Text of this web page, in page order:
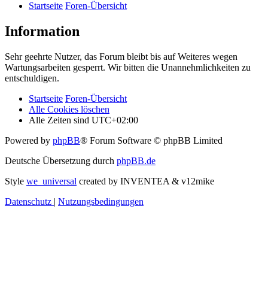
Startseite Foren-Übersicht
Information
Sehr geehrte Nutzer, das Forum bleibt bis auf Weiteres wegen
Wartungsarbeiten gesperrt. Wir bitten die Unannehmlichkeiten zu
entschuldigen.
Startseite Foren-Übersicht
Alle Cookies löschen
Alle Zeiten sind UTC+02:00
Powered by phpBB® Forum Software © phpBB Limited
Deutsche Übersetzung durch phpBB.de
Style we_universal created by INVENTEA & v12mike
Datenschutz | Nutzungsbedingungen